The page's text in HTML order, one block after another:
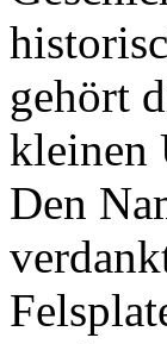
gehört
kleinen
Den